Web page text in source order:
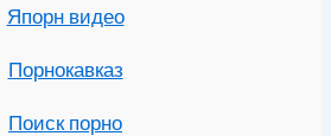
Япорн видео
Порнокавказ
Поиск порно